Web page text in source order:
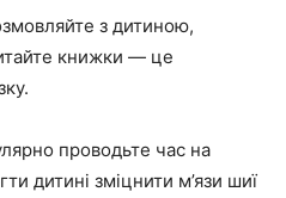
з дитиною,
книжки — це
проводьте час на
дитині зміцнити м’язи шиї